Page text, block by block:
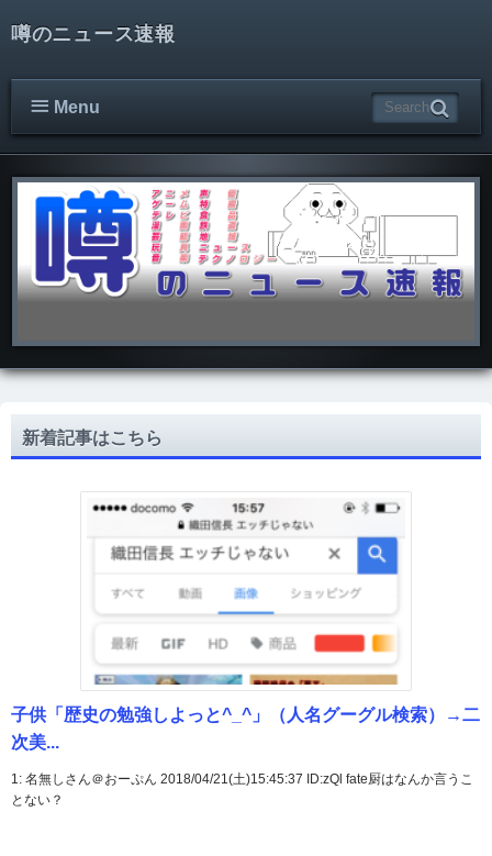
噂のニュース速報
Menu
新着記事はこちら
子供「歴史の勉強しよっと^_^」（人名グーグル検索）→二
次美...
1: 名無しさん＠おーぷん 2018/04/21(土)15:45:37 ID:zQl fate厨はなんか言うこ
とない？